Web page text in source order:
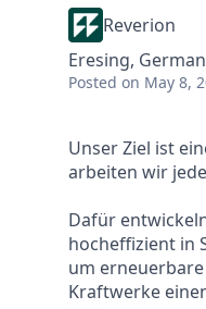
Reverion
Eresing,
Posted on May 8,
Unser Ziel ist
arbeiten wir
Dafür
hocheffizient in
um
Kraftwerke